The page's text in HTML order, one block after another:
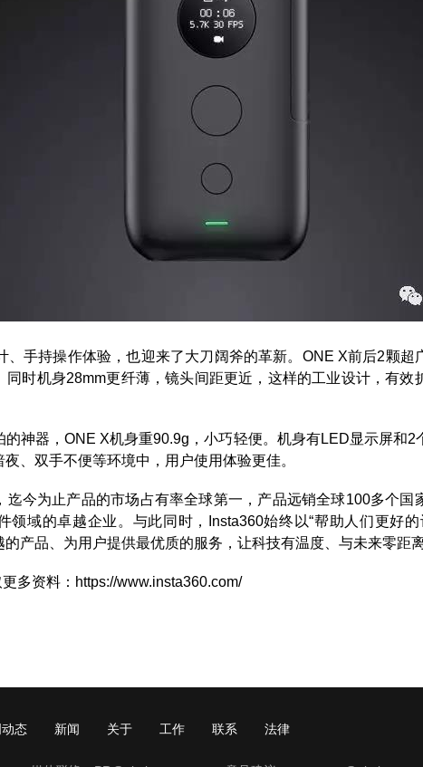
、手持操作体验，也迎来了大刀阔斧的革新。ONE X前后2颗超
时机身28mm更纤薄，镜头间距更近，这样的工业设计，有效
神器，ONE X机身重90.9g，小巧轻便。机身有LED显示屏和2
、双手不便等环境中，用户使用体验更佳。
迄今为止产品的市场占有率全球第一，产品远销全球100多个国
领域的卓越企业。与此同时，Insta360始终以“帮助人们更好
产品、为用户提供最优质的服务，让科技有温度、与未来零距离
多资料： https://www.insta360.com/
动态 新闻 关于 工作 联系 法律